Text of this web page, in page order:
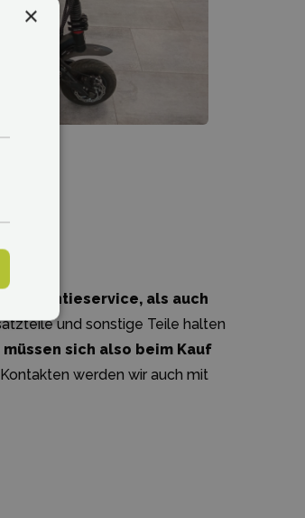
Garantieservice, als auch
und sonstige Teile halten
müssen sich also beim Kauf
werden wir auch mit
×